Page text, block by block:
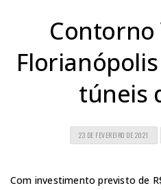
Contorno
túneis
23 DE FEVEREIRO DE 2021
Com investimento previsto de